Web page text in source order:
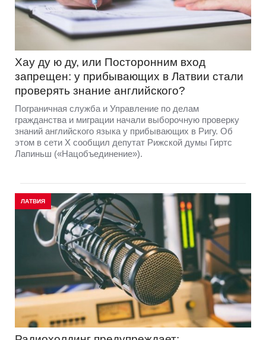
Хау ду ю ду, или Посторонним вход
запрещен: у прибывающих в Латвии стали
проверять знание английского?
Пограничная служба и Управление по делам
гражданства и миграции начали выборочную проверку
знаний английского языка у прибывающих в Ригу. Об
этом в сети Х сообщил депутат Рижской думы Гиртс
Лапиньш («Нацобъединение»).
ЛАТВИЯ